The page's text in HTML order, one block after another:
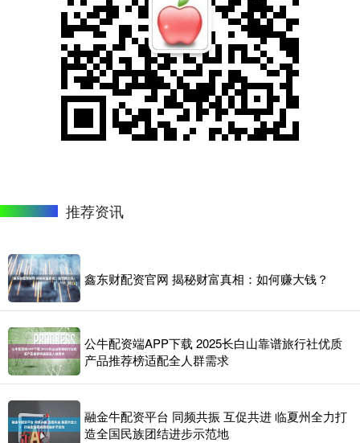
推荐资讯
鑫东财配资官网 揭秘财富真相：如何赚大钱？
公牛配资端APP下载 2025长白山靠谱旅行社优质
产品推荐榜适配全人群需求
融金牛配资平台 同频共振 互促共进 临夏州全力打
造全国民族团结进步示范地